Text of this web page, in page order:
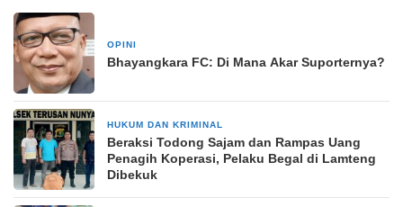
OPINI
Bhayangkara FC: Di Mana Akar Suporternya?
HUKUM DAN KRIMINAL
Beraksi Todong Sajam dan Rampas Uang
Penagih Koperasi, Pelaku Begal di Lamteng
Dibekuk